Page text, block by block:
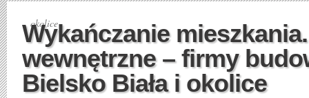
okolice
Wykańczanie
wewnętrzne – firmy
Bielsko Biała i okolice